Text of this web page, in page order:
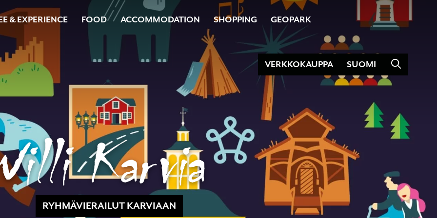
& EXPERIENCE FOOD ACCOMMODATION SHOPPING GEOPARK
VERKKOKAUPPA SUOMI
RYHMÄVIERAILUT KARVIAAN